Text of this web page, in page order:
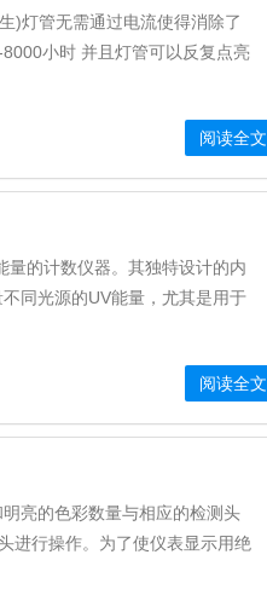
)灯管无需通过电流使得消除了
小时 并且灯管可以反复点亮
阅读全文
量的计数仪器。其独特设计的内
同光源的UV能量，尤其是用于
阅读全文
亮的色彩数量与相应的检测头
进行操作。为了使仪表显示用绝